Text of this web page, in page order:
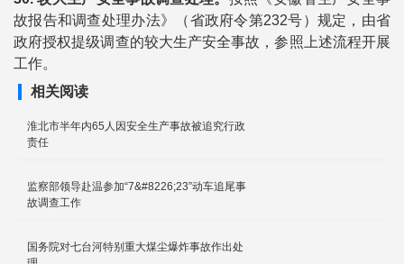
故报告和调查处理办法》（省政府令第232号）规定，由省
政府授权提级调查的较大生产安全事故，参照上述流程开展
工作。
相关阅读
淮北市半年内65人因安全生产事故被追究行政
责任
监察部领导赴温参加“7&#8226;23”动车追尾事
故调查工作
国务院对七台河特别重大煤尘爆炸事故作出处